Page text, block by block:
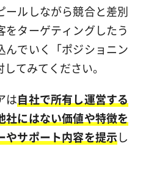
ールしながら競合と差別
ターゲティングしたう
んでいく「ポジショニン
てみてください。
は自社で所有し運営する
社にはない価値や特徴を
やサポート内容を提示し